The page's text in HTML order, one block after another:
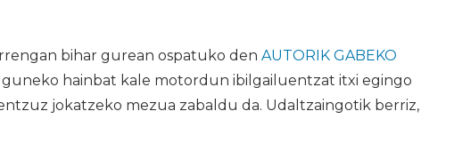
bihar gurean ospatuko den AUTORIK GABEKO
hainbat kale motordun ibilgailuentzat itxi egingo
jokatzeko mezua zabaldu da. Udaltzaingotik berriz,